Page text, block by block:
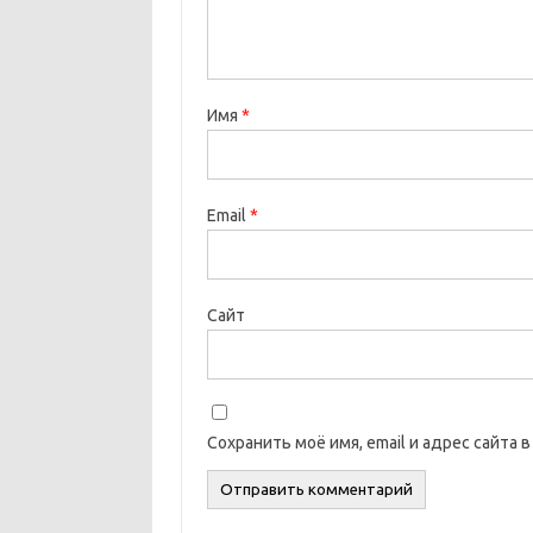
Имя *
Email *
Сайт
Сохранить моё имя, email и адрес